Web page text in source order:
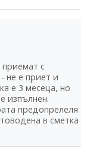
с
не е приет и
е 3 месеца, но
изпълнен.
предопрелеля
в сметка